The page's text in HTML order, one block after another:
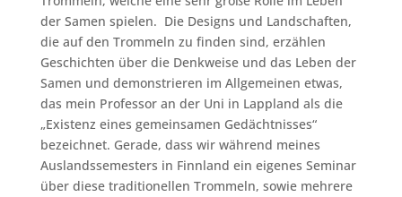
der Samen spielen. Die Designs und Landschaften,
die auf den Trommeln zu finden sind, erzählen
Geschichten über die Denkweise und das Leben der
Samen und demonstrieren im Allgemeinen etwas,
das mein Professor an der Uni in Lappland als die
„Existenz eines gemeinsamen Gedächtnisses“
bezeichnet. Gerade, dass wir während meines
Auslandssemesters in Finnland ein eigenes Seminar
über diese traditionellen Trommeln, sowie mehrere